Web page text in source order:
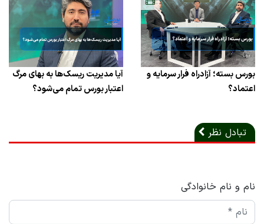
بورس بسته؛ آزادراه فرار سرمایه و
اعتماد؟
آیا مدیریت ریسک‌ها به بهای مرگ
اعتبار بورس تمام می‌شود؟
تبادل نظر
نام و نام خانوادگی